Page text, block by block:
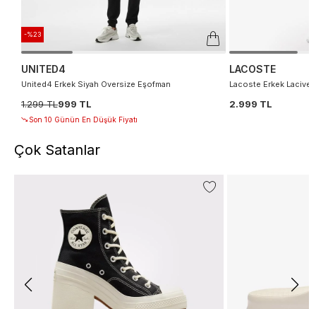
-%23
UNITED4
United4 Erkek Siyah Oversize Eşofman
1.299 TL999 TL
Son 10 Günün En Düşük Fiyatı
LACOSTE
Lacoste Erkek
2.999 TL
Çok Satanlar